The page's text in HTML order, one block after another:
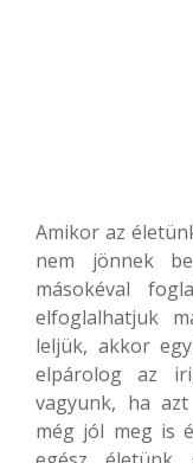
Amikor az
nem jönnek
másokéval
elfoglalhatjuk
leljük, akkor
elpárolog az
vagyunk, ha
még jól meg is